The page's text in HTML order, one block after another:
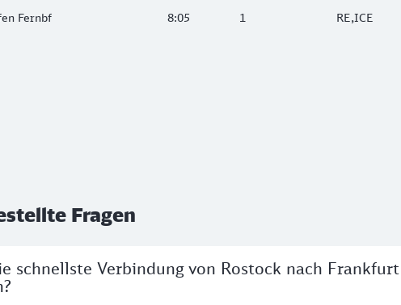
Fernbf
8:05 1 RE,ICE
Fragen
schnellste Verbindung von Rostock nach Frankfurt